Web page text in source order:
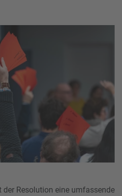
der Resolution eine umfassende